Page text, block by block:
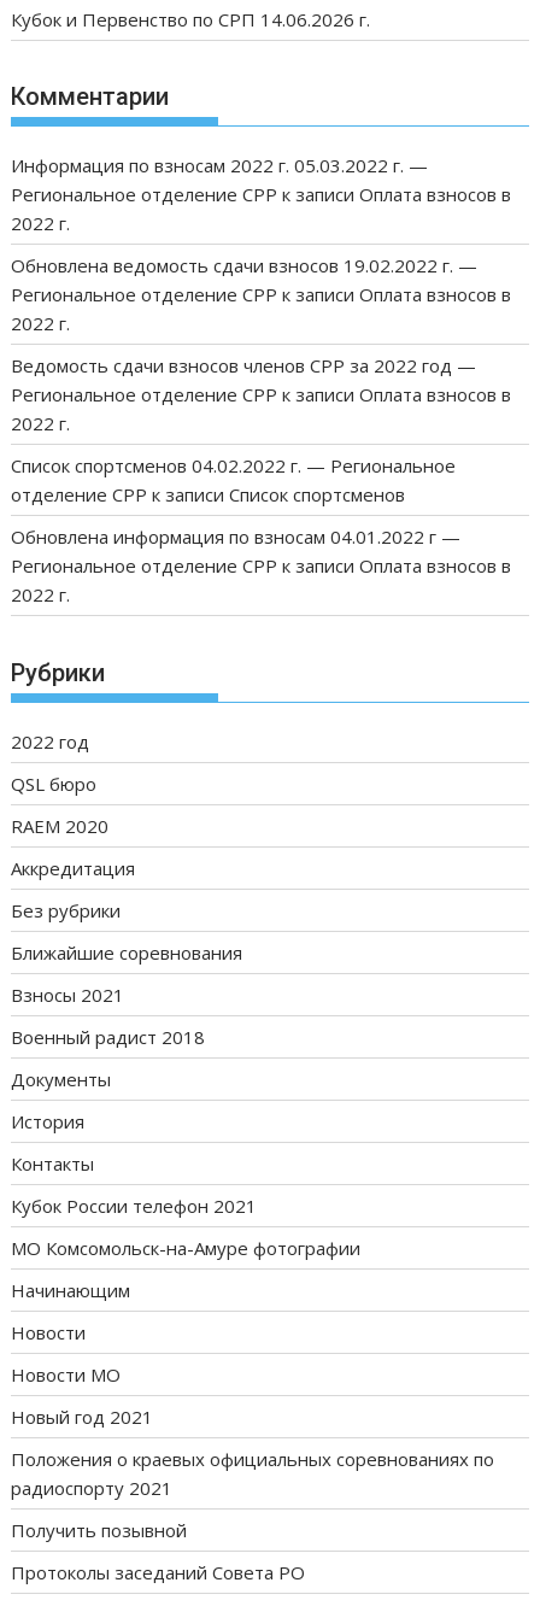
Кубок и Первенство по СРП 14.06.2026 г.
Комментарии
Информация по взносам 2022 г. 05.03.2022 г. —
Региональное отделение СРР к записиОплата взносов в
2022 г.
Обновлена ведомость сдачи взносов 19.02.2022 г. —
Региональное отделение СРР к записиОплата взносов в
2022 г.
Ведомость сдачи взносов членов СРР за 2022 год —
Региональное отделение СРР к записиОплата взносов в
2022 г.
Список спортсменов 04.02.2022 г. — Региональное
отделение СРР к записиСписок спортсменов
Обновлена информация по взносам 04.01.2022 г —
Региональное отделение СРР к записиОплата взносов в
2022 г.
Рубрики
2022 год
QSL бюро
RAEM 2020
Аккредитация
Без рубрики
Ближайшие соревнования
Взносы 2021
Военный радист 2018
Документы
История
Контакты
Кубок России телефон 2021
МО Комсомольск-на-Амуре фотографии
Начинающим
Новости
Новости МО
Новый год 2021
Положения о краевых официальных соревнованиях по
радиоспорту 2021
Получить позывной
Протоколы заседаний Совета РО